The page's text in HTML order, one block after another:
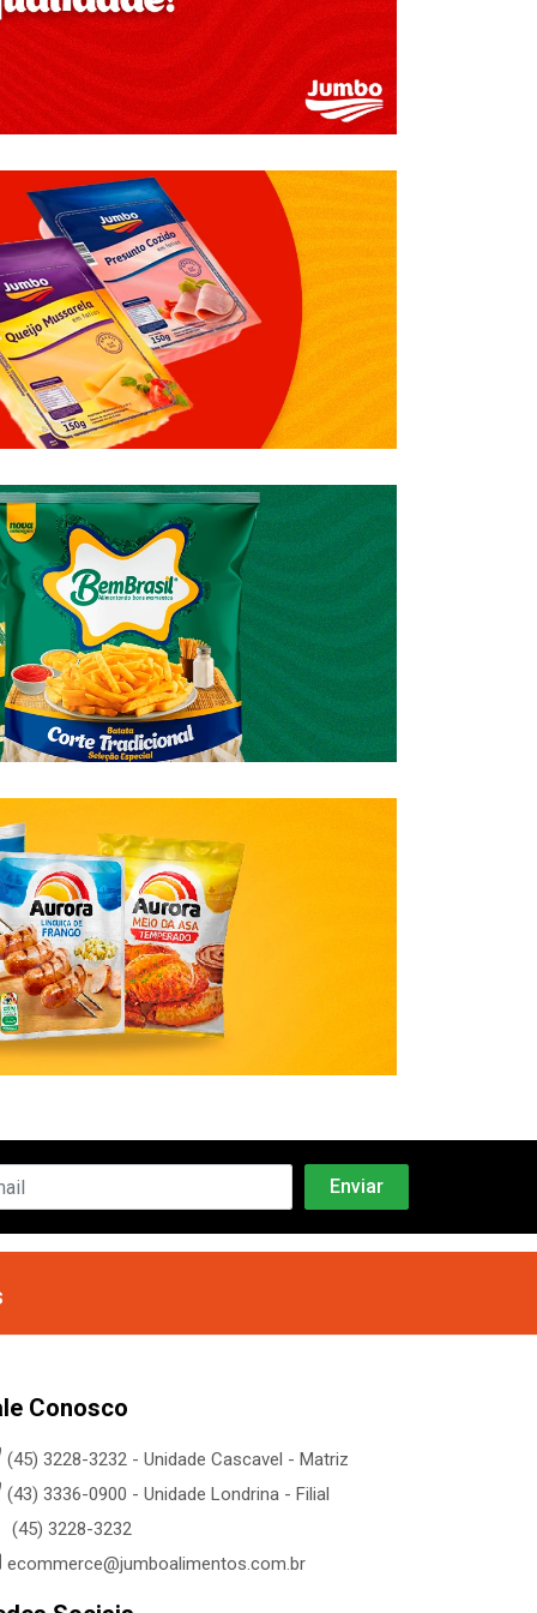
Conosco
(45) 3228-3232 - Unidade Cascavel - Matriz
(43) 3336-0900 - Unidade Londrina - Filial
(45) 3228-3232
ecommerce@jumboalimentos.com.br